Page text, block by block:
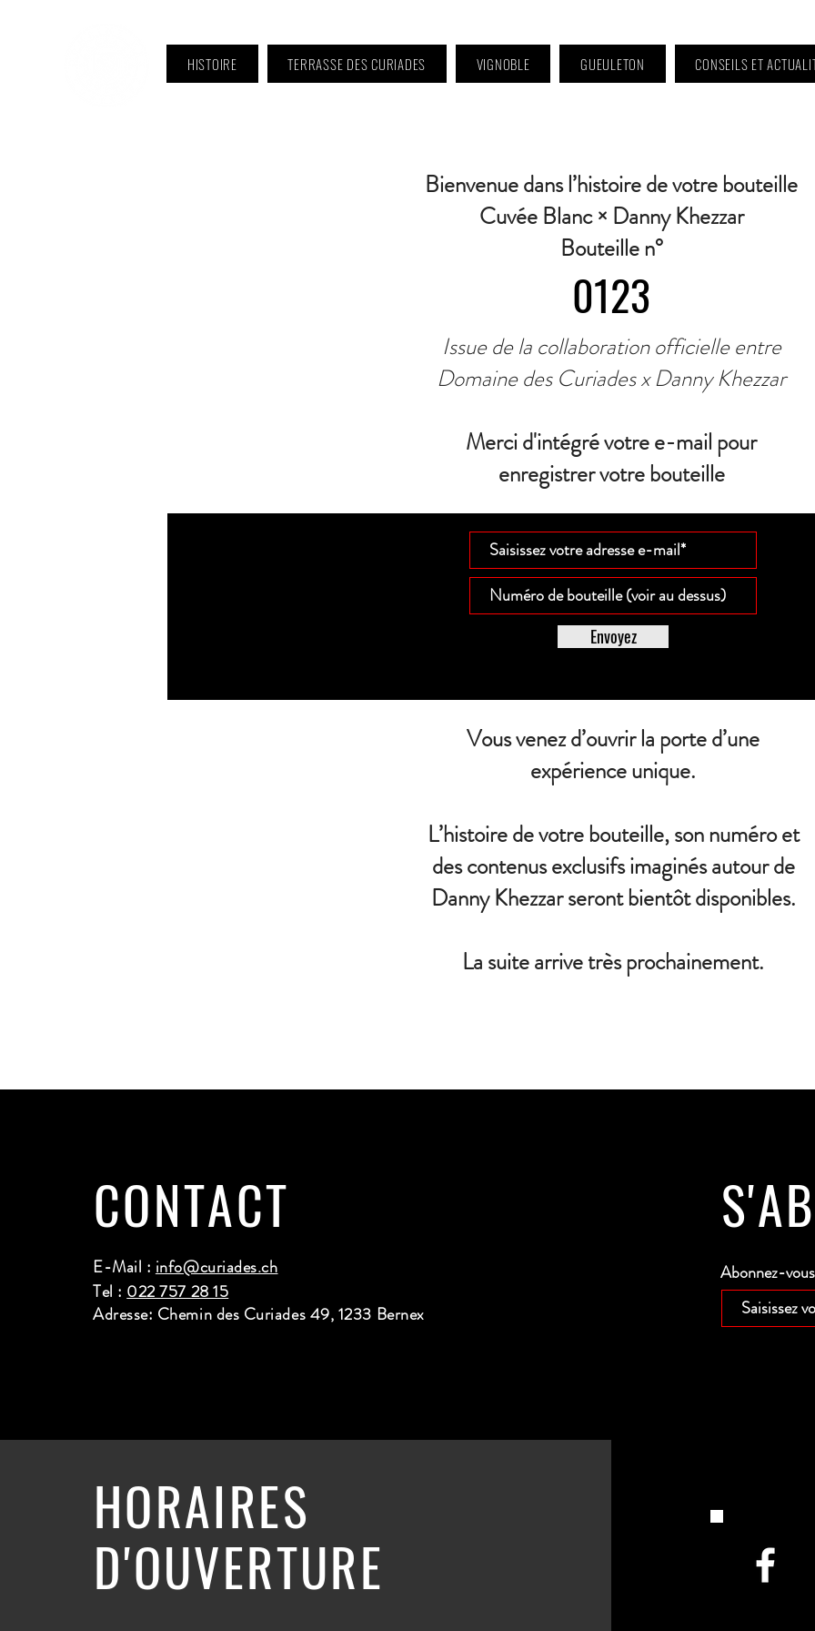
HISTOIRE TERRASSE DES CURIADES VIGNOBLE GUEULETON CONSEILS ET
Bienvenue dans l’histoire de votre bouteille
Cuvée Blanc × Danny Khezzar
Bouteille n°
0123
Issue de la collaboration officielle entre
Domaine des Curiades x Danny Khezzar
Merci d'intégré votre e-mail pour
enregistrer votre bouteille
Envoyez
Vous venez d’ouvrir la porte d’une
expérience unique.
L’histoire de votre bouteille, son numéro et
des contenus exclusifs imaginés autour de
Danny Khezzar seront bientôt disponibles.
La suite arrive très prochainement.
CONTACT
E-Mail : info@curiades.ch
Tel : 022 757 28 15
Adresse: Chemin des Curiades 49, 1233 Bernex
Abonnez-
HORAIRES
D'OUVERTURE